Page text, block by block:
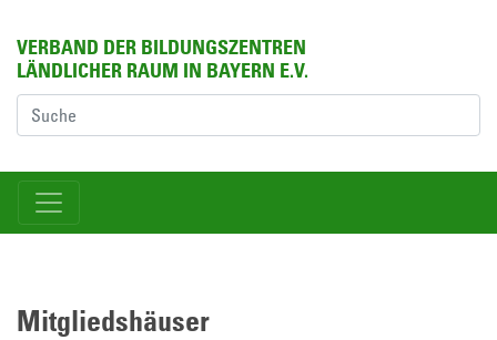
VERBAND DER BILDUNGSZENTREN
LÄNDLICHER RAUM IN BAYERN E.V.
Mitgliedshäuser